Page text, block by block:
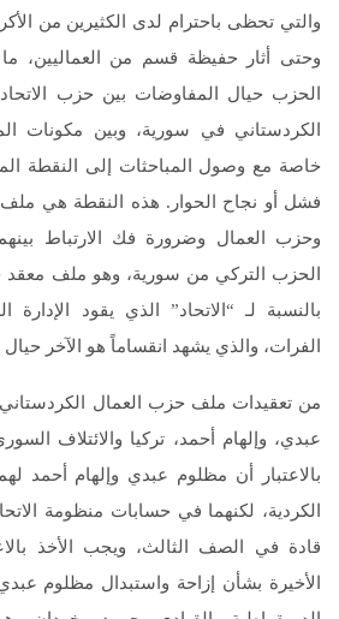
والتي تحظى باحترام لدى الكثيرين من
وحتى أثار حفيظة قسم من العماليين، ما
الحزب حيال المفاوضات بين حزب
الكردستاني في سورية، وبين مكونات
خاصة مع وصول المباحثات إلى النقطة
فشل أو نجاح الحوار. هذه النقطة هي ملف
وحزب العمال وضرورة فك الارتباط
الحزب التركي من سورية، وهو ملف معقد
بالنسبة لـ “الاتحاد” الذي يقود
الفرات، والذي يشهد انقساماً هو الآخر
من تعقيدات ملف حزب العمال
عبدي، وإلهام أحمد، تركيا والائتلاف
بالاعتبار أن مظلوم عبدي وإلهام أحمد
الكردية، لكنهما في حسابات منظومة
قادة في الصف الثالث، ويجب الأخذ
الأخيرة بشأن إزاحة واستبدال مظلوم